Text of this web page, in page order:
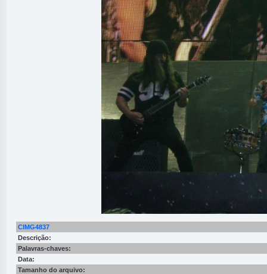
CIMG4837
Descrição:
Palavras-chaves:
Data:
Tamanho do arquivo: